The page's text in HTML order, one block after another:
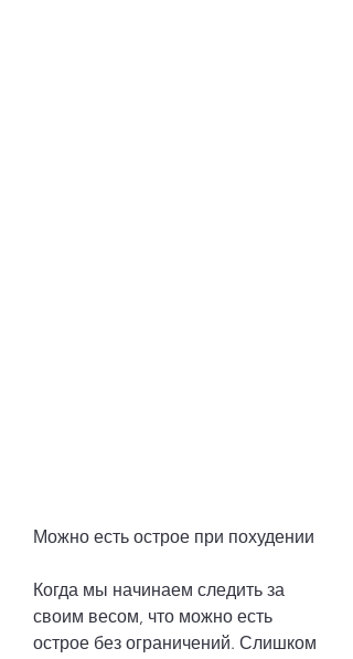
Можно есть острое при похудении
Когда мы начинаем следить за
своим весом, что можно есть
острое без ограничений. Слишком